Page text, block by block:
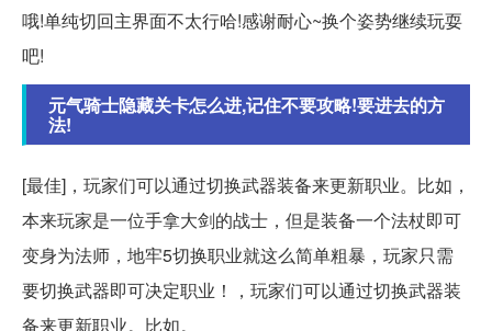
哦!单纯切回主界面不太行哈!感谢耐心~换个姿势继续玩耍
吧!
元气骑士隐藏关卡怎么进,记住不要攻略!要进去的方
法!
[最佳]，玩家们可以通过切换武器装备来更新职业。比如，
本来玩家是一位手拿大剑的战士，但是装备一个法杖即可
变身为法师，地牢5切换职业就这么简单粗暴，玩家只需
要切换武器即可决定职业！，玩家们可以通过切换武器装
备来更新职业。比如。